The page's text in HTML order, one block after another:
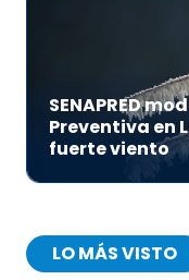
SENAPRED
Preventiva en
fuerte viento
LO MÁS VISTO